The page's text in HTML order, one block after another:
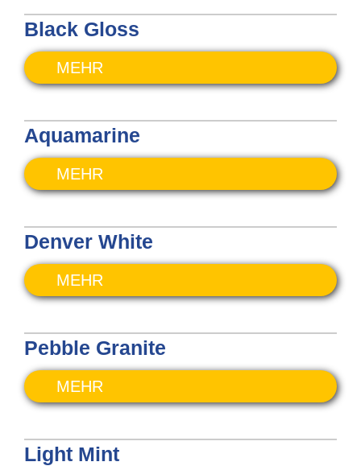
Black Gloss
MEHR
Aquamarine
MEHR
Denver White
MEHR
Pebble Granite
MEHR
Light Mint